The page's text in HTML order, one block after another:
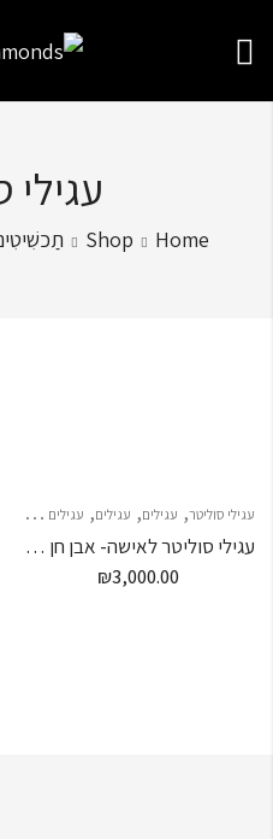
עגילי
Home
Shop
עגילי סוליטר, עגילים, עגילים, עגילים צמודים
עגילי סוליטר לאישה- אבן חן פרינסס
₪3,000.00